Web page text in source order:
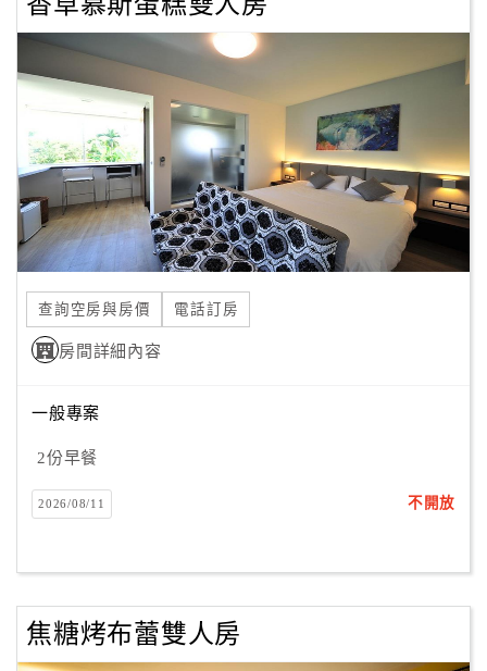
務
顧
滿
意
度
訂
單
管
理
員
戶
客
服
聯
查詢空房與房價 電話訂房
房間詳細內容
一般專案
2份早餐
2026/08/11 不開放
焦糖烤布蕾雙人房